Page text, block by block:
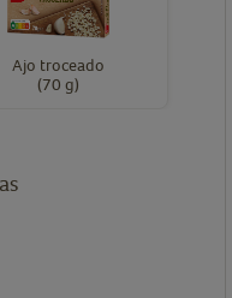
Ajo troceado
(70 g)